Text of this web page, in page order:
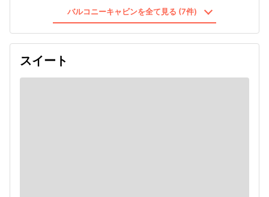
バルコニーキャビンを全て見る (7件)
スイート